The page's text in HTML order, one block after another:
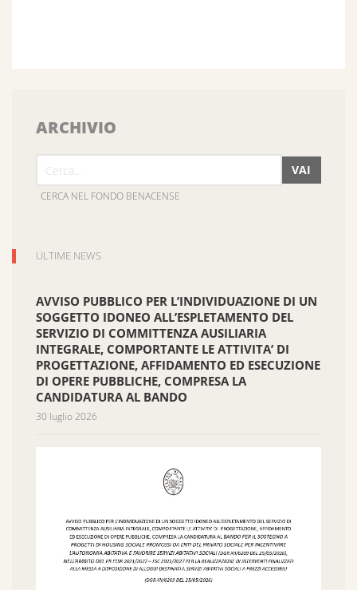
ARCHIVIO
VAI
CERCA NEL FONDO BENACENSE
ULTIME NEWS
AVVISO PUBBLICO PER L’INDIVIDUAZIONE DI UN
SOGGETTO IDONEO ALL’ESPLETAMENTO DEL
SERVIZIO DI COMMITTENZA AUSILIARIA
INTEGRALE, COMPORTANTE LE ATTIVITA’ DI
PROGETTAZIONE, AFFIDAMENTO ED ESECUZIONE
DI OPERE PUBBLICHE, COMPRESA LA
CANDIDATURA AL BANDO
30 luglio 2026